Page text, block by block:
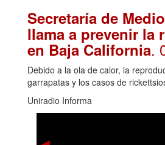
Secretaría de
llama a prevenir la
en Baja California.
Debido a la ola de calor, la
garrapatas y los casos de
Uniradio Informa